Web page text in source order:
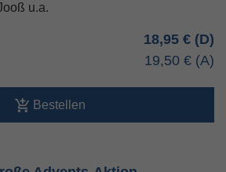
u.a.
18,95 €
19,50 €
Bestellen